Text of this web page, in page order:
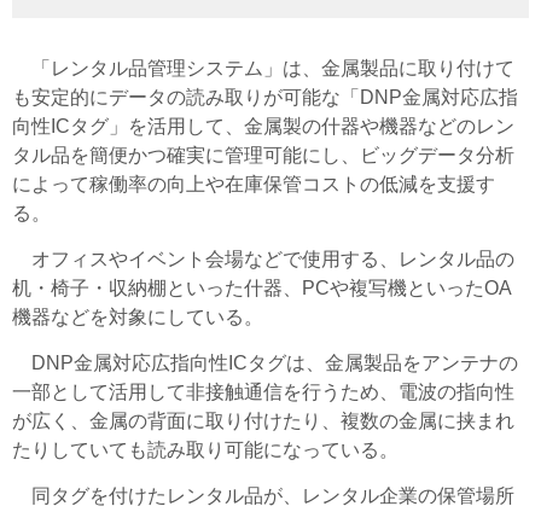
「レンタル品管理システム」は、金属製品に取り付けて
も安定的にデータの読み取りが可能な「DNP金属対応広指
向性ICタグ」を活用して、金属製の什器や機器などのレン
タル品を簡便かつ確実に管理可能にし、ビッグデータ分析
によって稼働率の向上や在庫保管コストの低減を支援す
る。
オフィスやイベント会場などで使用する、レンタル品の
机・椅子・収納棚といった什器、PCや複写機といったOA
機器などを対象にしている。
DNP金属対応広指向性ICタグは、金属製品をアンテナの
一部として活用して非接触通信を行うため、電波の指向性
が広く、金属の背面に取り付けたり、複数の金属に挟まれ
たりしていても読み取り可能になっている。
同タグを付けたレンタル品が、レンタル企業の保管場所